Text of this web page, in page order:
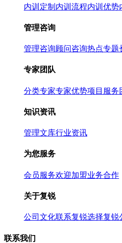
内训定制 内训流程内训优势
管理咨询
管理咨询顾问咨询热点专题
专家团队
分类专家专家优势项目服务
知识资讯
管理文库行业资讯
为您服务
会员服务欢迎加盟业务合作
关于复锐
公司文化联系复锐选择复锐
联系我们